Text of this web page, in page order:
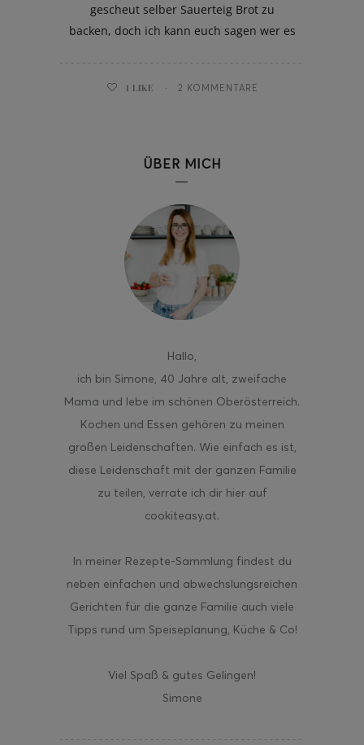
gescheut selber Sauerteig Brot zu
backen, doch ich kann euch sagen wer es
1 LIKE 2 KOMMENTARE
ÜBER MICH
Hallo,
ich bin Simone, 40 Jahre alt, zweifache
Mama und lebe im schönen Oberösterreich.
Kochen und Essen gehören zu meinen
großen Leidenschaften. Wie einfach es ist,
diese Leidenschaft mit der ganzen Familie
zu teilen, verrate ich dir hier auf
cookiteasy.at.
In meiner Rezepte-Sammlung findest du
neben einfachen und abwechslungsreichen
Gerichten für die ganze Familie auch viele
Tipps rund um Speiseplanung, Küche & Co!
Viel Spaß & gutes Gelingen!
Simone